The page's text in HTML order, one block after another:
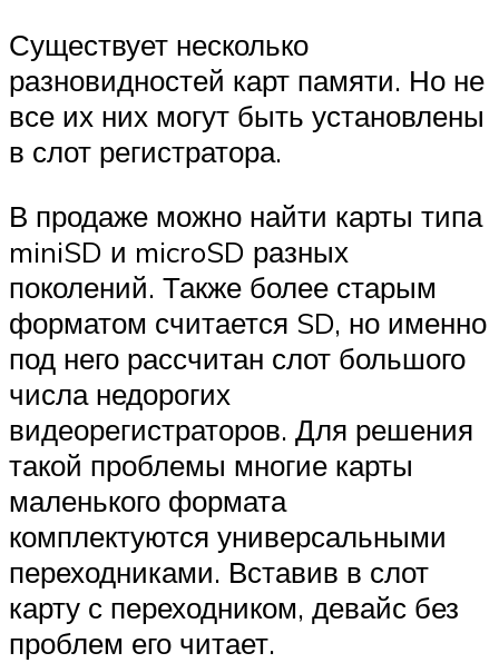
Существует несколько
разновидностей карт памяти. Но не
все их них могут быть установлены
в слот регистратора.
В продаже можно найти карты типа
miniSD и microSD разных
поколений. Также более старым
форматом считается SD, но именно
под него рассчитан слот большого
числа недорогих
видеорегистраторов. Для решения
такой проблемы многие карты
маленького формата
комплектуются универсальными
переходниками. Вставив в слот
карту с переходником, девайс без
проблем его читает.